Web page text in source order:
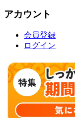
アカウント
会員登録
ログイン